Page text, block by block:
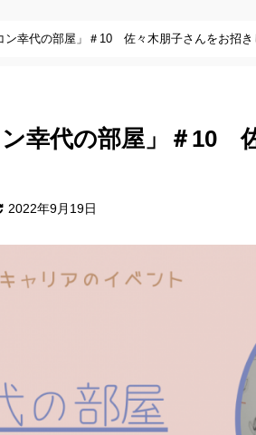
ン幸代の部屋」＃10 佐々木朋子さんをお招き
ン幸代の部屋」＃10
2022年9月19日